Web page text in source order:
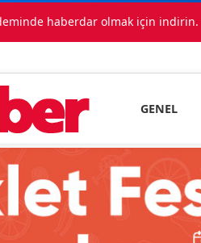
haberdar olmak için indirin.
GENEL